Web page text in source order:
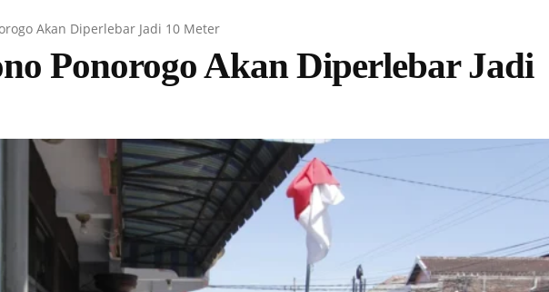
Akan Diperlebar Jadi 10 Meter
Ponorogo Akan Diperlebar Jadi